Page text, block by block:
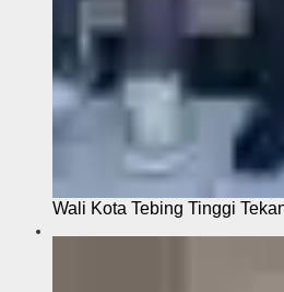
Wali Kota Tebing Tinggi